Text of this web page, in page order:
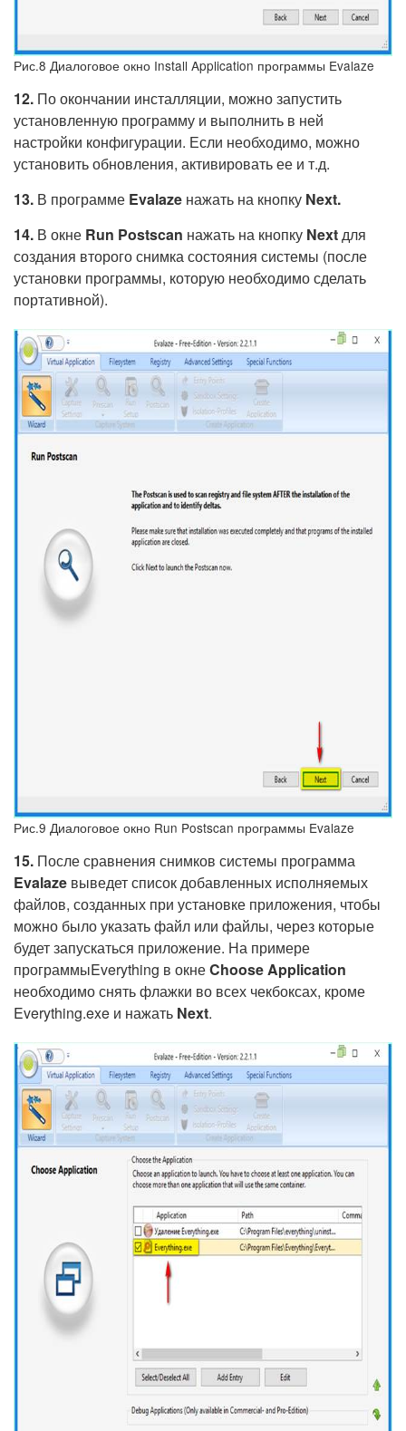
Рис.8 Диалоговое окно Install Application программы Evalaze
12. По окончании инсталляции, можно запустить
установленную программу и выполнить в ней
настройки конфигурации. Если необходимо, можно
установить обновления, активировать ее и т.д.
13. В программе Evalaze нажать на кнопку Next.
14. В окне Run Postscan нажать на кнопку Nextдля
создания второго снимка состояния системы (после
установки программы, которую необходимо сделать
портативной).
Рис.9 Диалоговое окно Run Postscan программы Evalaze
15. После сравнения снимков системы программа
Evalaze выведет список добавленных исполняемых
файлов, созданных при установке приложения, чтобы
можно было указать файл или файлы, через которые
будет запускаться приложение. На примере
программыEverything в окнеChooseApplication
необходимо снять флажки во всех чекбоксах, кроме
Everything.exe и нажать Next.